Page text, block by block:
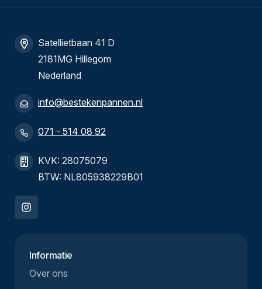
Satellietbaan 41 D
2181MG Hillegom
Nederland
info@bestekenpannen.nl
071 - 514 08 92
KVK: 28075079
BTW: NL805938229B01
Informatie
Over ons